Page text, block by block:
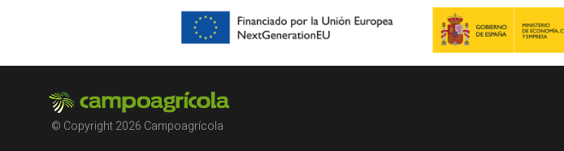
© Copyright 2026 Campoagrícola